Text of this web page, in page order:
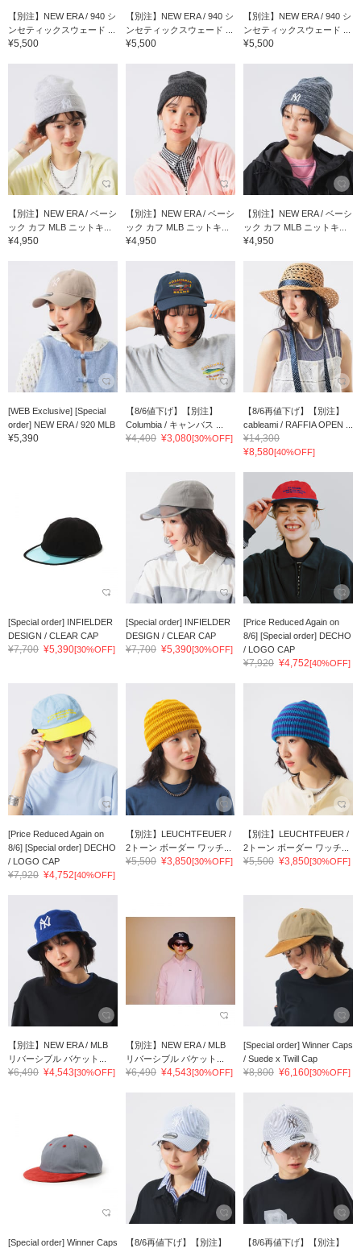
【別注】NEW ERA / 940 シ
ンセティックスウェード ...
¥5,500
【別注】NEW ERA / 940 シ
ンセティックスウェード ...
¥5,500
【別注】NEW ERA / 940 シ
ンセティックスウェード ...
¥5,500
【別注】NEW ERA / ベーシ
ック カフ MLB ニットキ...
¥4,950
【別注】NEW ERA / ベーシ
ック カフ MLB ニットキ...
¥4,950
【別注】NEW ERA / ベーシ
ック カフ MLB ニットキ...
¥4,950
[WEB Exclusive] [Special
order] NEW ERA / 920 MLB
¥5,390
【8/6値下げ】【別注】
Columbia / キャンバス ...
¥4,400 ¥3,080[30%OFF]
【8/6再値下げ】【別注】
cableami / RAFFIA OPEN ...
¥14,300
¥8,580[40%OFF]
[Special order] INFIELDER
DESIGN / CLEAR CAP
¥7,700 ¥5,390[30%OFF]
[Special order] INFIELDER
DESIGN / CLEAR CAP
¥7,700 ¥5,390[30%OFF]
[Price Reduced Again on
8/6] [Special order] DECHO
/ LOGO CAP
¥7,920 ¥4,752[40%OFF]
[Price Reduced Again on
8/6] [Special order] DECHO
/ LOGO CAP
¥7,920 ¥4,752[40%OFF]
【別注】LEUCHTFEUER /
2トーン ボーダー ワッチ...
¥5,500 ¥3,850[30%OFF]
【別注】LEUCHTFEUER /
2トーン ボーダー ワッチ...
¥5,500 ¥3,850[30%OFF]
【別注】NEW ERA / MLB
リバーシブル バケット...
¥6,490 ¥4,543[30%OFF]
【別注】NEW ERA / MLB
リバーシブル バケット...
¥6,490 ¥4,543[30%OFF]
[Special order] Winner Caps
/ Suede x Twill Cap
¥8,800 ¥6,160[30%OFF]
[Special order] Winner Caps
【8/6再値下げ】【別注】
【8/6再値下げ】【別注】